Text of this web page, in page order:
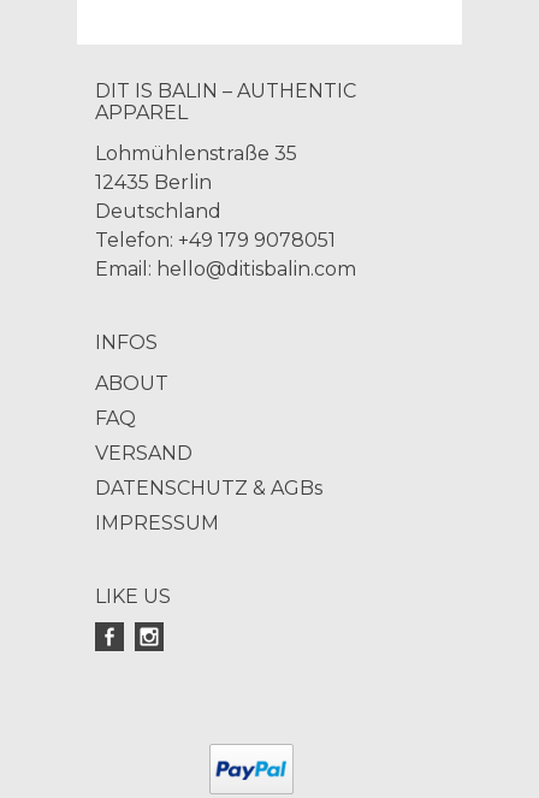
DIT IS BALIN – AUTHENTIC
APPAREL
Lohmühlenstraße 35
12435 Berlin
Deutschland
Telefon: +49 179 9078051
Email: hello@ditisbalin.com
INFOS
ABOUT
FAQ
VERSAND
DATENSCHUTZ & AGBs
IMPRESSUM
LIKE US